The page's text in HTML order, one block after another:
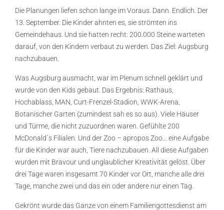
Die Planungen liefen schon lange im Voraus. Dann. Endlich. Der
13. September. Die Kinder ahnten es, sie strömten ins
Gemeindehaus. Und sie hatten recht: 200.000 Steine warteten
darauf, von den Kindern verbaut zu werden. Das Ziel: Augsburg
nachzubauen.
Was Augsburg ausmacht, war im Plenum schnell geklärt und
wurde von den Kids gebaut. Das Ergebnis: Rathaus,
Hochablass, MAN, Curt-Frenzel-Stadion, WWK-Arena,
Botanischer Garten (zumindest sah es so aus). Viele Häuser
und Türme, die nicht zuzuordnen waren. Gefühlte 200
McDonald´s Filialen. Und der Zoo – apropos Zoo… eine Aufgabe
für die Kinder war auch, Tiere nachzubauen. All diese Aufgaben
wurden mit Bravour und unglaublicher Kreativität gelöst. Über
drei Tage waren insgesamt 70 Kinder vor Ort, manche alle drei
Tage, manche zwei und das ein oder andere nur einen Tag.
Gekrönt wurde das Ganze von einem Familiengottesdienst am